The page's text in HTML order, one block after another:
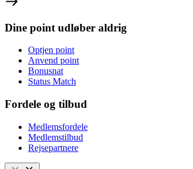
Dine point udløber aldrig
Optjen point
Anvend point
Bonusnat
Status Match
Fordele og tilbud
Medlemsfordele
Medlemstilbud
Rejsepartnere